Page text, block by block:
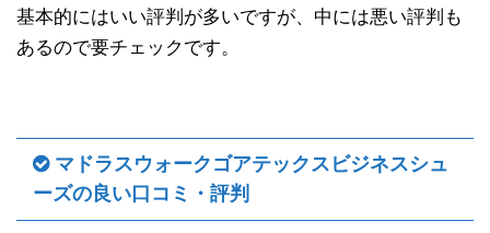
基本的にはいい評判が多いですが、中には悪い評判も
あるので要チェックです。
マドラスウォークゴアテックスビジネスシュ
ーズの良い口コミ・評判